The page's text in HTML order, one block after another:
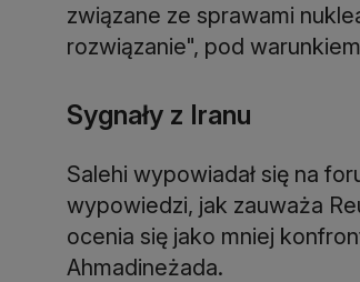
związane ze sprawami
rozwiązanie", pod
Sygnały z Iranu
Salehi wypowiadał się na
wypowiedzi, jak zauważa
ocenia się jako mniej
Ahmadineżada.